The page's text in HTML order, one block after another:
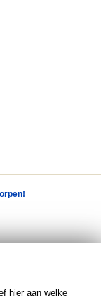
hier aan welke